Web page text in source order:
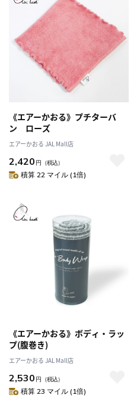
《エアーかおる》プチターバ
ン ローズ
エアーかおる JAL Mall店
2,420 円 （税込）
積算 22 マイル (1倍)
《エアーかおる》ボディ・ラッ
プ(腹巻き)
エアーかおる JAL Mall店
2,530 円 （税込）
積算 23 マイル (1倍)